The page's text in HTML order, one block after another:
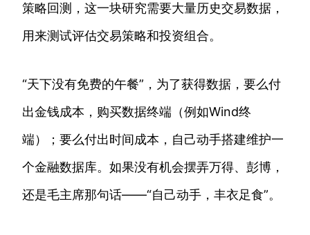
策略回测，这一块研究需要大量历史交易数据，
用来测试评估交易策略和投资组合。
“天下没有免费的午餐”，为了获得数据，要么付
出金钱成本，购买数据终端（例如Wind终
端）；要么付出时间成本，自己动手搭建维护一
个金融数据库。如果没有机会摆弄万得、彭博，
还是毛主席那句话——“自己动手，丰衣足食”。